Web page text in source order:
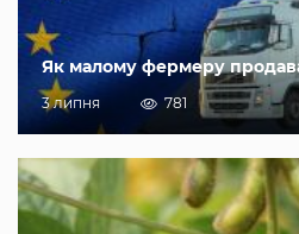
Як малому фермеру
3 липня 781